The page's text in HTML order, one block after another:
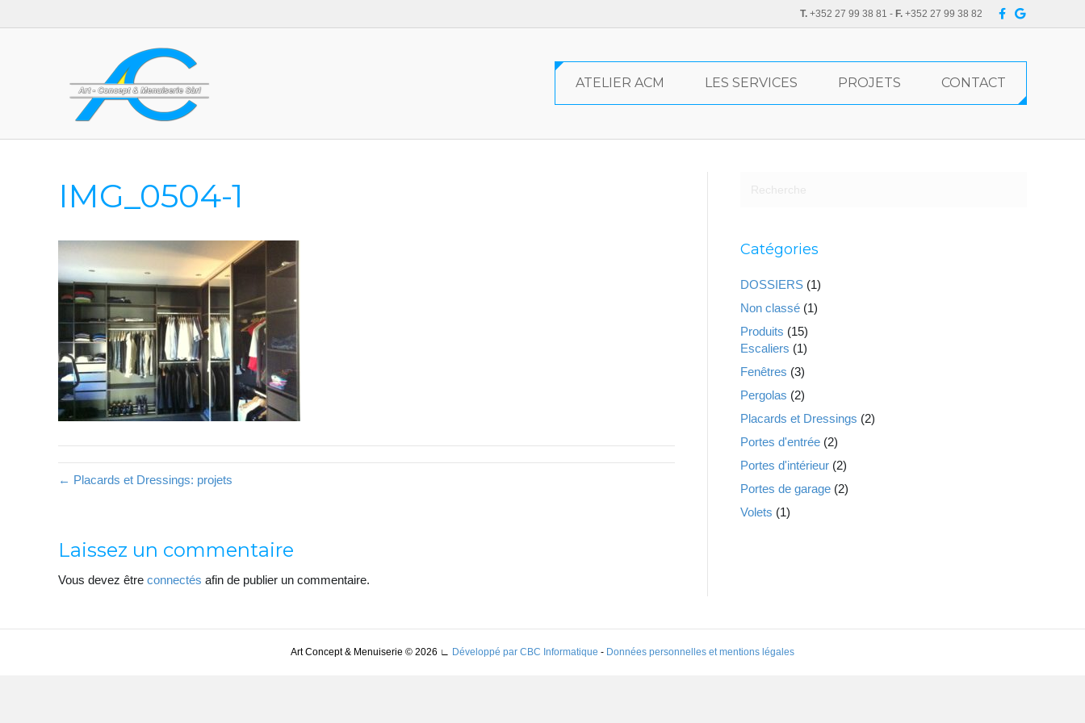
T. +352 27 99 38 81 - F. +352 27 99 38 82
c
o
o
k
G
o
e
ATELIER ACM LES SERVICES PROJETS CONTACT
IMG_0504-1
← Placards et Dressings: projets
Laissez un commentaire
Vous devez être connectés afin de publier un commentaire.
Catégories
DOSSIERS (1)
Non classé (1)
Produits (15)
Escaliers (1)
Fenêtres (3)
Pergolas (2)
Placards et Dressings (2)
Portes d'entrée (2)
Portes d'intérieur (2)
Portes de garage (2)
Volets (1)
Art Concept & Menuiserie © 2026 ∟ Développé par CBC Informatique - Données personnelles et mentions légales